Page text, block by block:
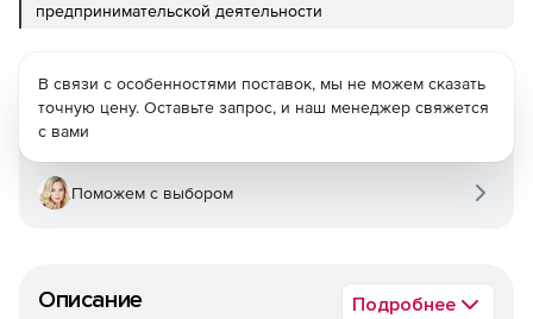
предпринимательской деятельности
Описание Подробнее
В связи с особенностями поставок, мы не можем сказать
точную цену. Оставьте запрос, и наш менеджер свяжется
с вами
Поможем с выбором